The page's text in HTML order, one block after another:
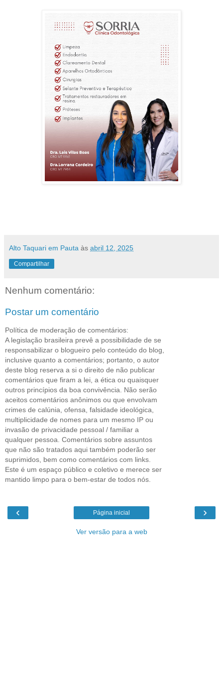
Alto Taquari em Pauta às abril 12, 2025
Compartilhar
Nenhum comentário:
Postar um comentário
Política de moderação de comentários:
A legislação brasileira prevê a possibilidade de se
responsabilizar o blogueiro pelo conteúdo do blog,
inclusive quanto a comentários; portanto, o autor
deste blog reserva a si o direito de não publicar
comentários que firam a lei, a ética ou quaisquer
outros princípios da boa convivência. Não serão
aceitos comentários anônimos ou que envolvam
crimes de calúnia, ofensa, falsidade ideológica,
multiplicidade de nomes para um mesmo IP ou
invasão de privacidade pessoal / familiar a
qualquer pessoa. Comentários sobre assuntos
que não são tratados aqui também poderão ser
suprimidos, bem como comentários com links.
Este é um espaço público e coletivo e merece ser
mantido limpo para o bem-estar de todos nós.
‹ ›
Página inicial
Ver versão para a web